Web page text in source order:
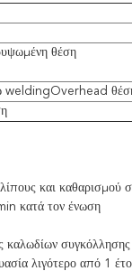
θέση
weldingOverhead
και καθαρισμού
κατά τον ένωση
συγκόλλησης
λιγότερο από 1